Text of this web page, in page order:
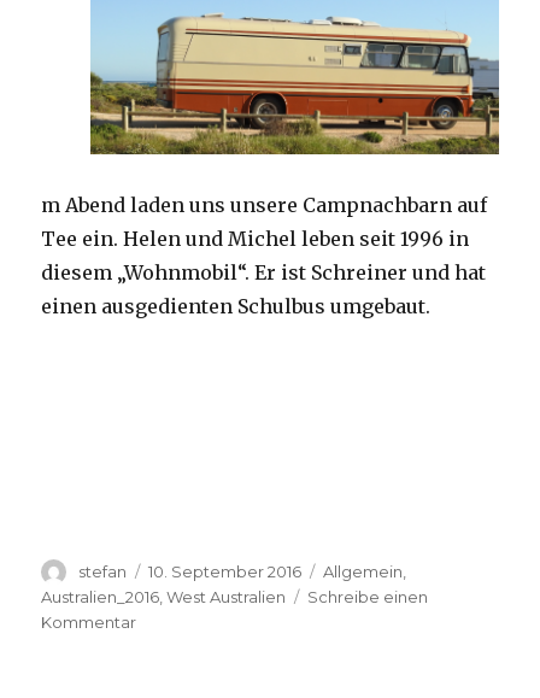
m Abend laden uns unsere Campnachbarn auf
Tee ein. Helen und Michel leben seit 1996 in
diesem „Wohnmobil“. Er ist Schreiner und hat
einen ausgedienten Schulbus umgebaut.
Autor
stefan
Veröffentlicht
am
10. September 2016 Kategorien
Allgemein
Australien_2016 ,West Australien
Schreibe einen
Kommentarzu